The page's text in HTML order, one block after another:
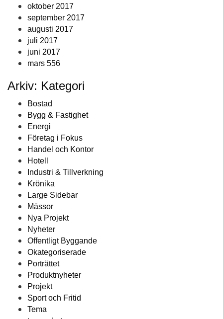
oktober 2017
september 2017
augusti 2017
juli 2017
juni 2017
mars 556
Arkiv: Kategori
Bostad
Bygg & Fastighet
Energi
Företag i Fokus
Handel och Kontor
Hotell
Industri & Tillverkning
Krönika
Large Sidebar
Mässor
Nya Projekt
Nyheter
Offentligt Byggande
Okategoriserade
Porträttet
Produktnyheter
Projekt
Sport och Fritid
Tema